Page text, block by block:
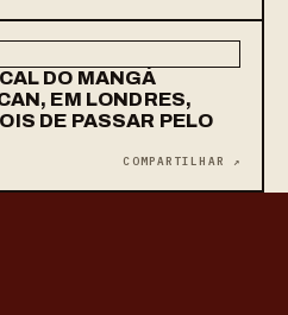
DO MANGÁ
EM LONDRES,
DE PASSAR PELO
COMPARTILHAR ↗